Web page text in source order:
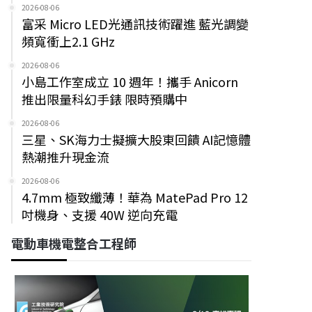
2026-08-06
富采 Micro LED光通訊技術躍進 藍光調變
頻寬衝上2.1 GHz
2026-08-06
小島工作室成立 10 週年！攜手 Anicorn
推出限量科幻手錶 限時預購中
2026-08-06
三星、SK海力士擬擴大股東回饋 AI記憶體
熱潮推升現金流
2026-08-06
4.7mm 極致纖薄！華為 MatePad Pro 12
吋機身、支援 40W 逆向充電
電動車機電整合工程師